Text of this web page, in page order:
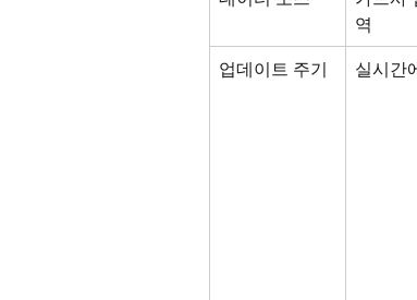
역
업데이트 주기 실시간